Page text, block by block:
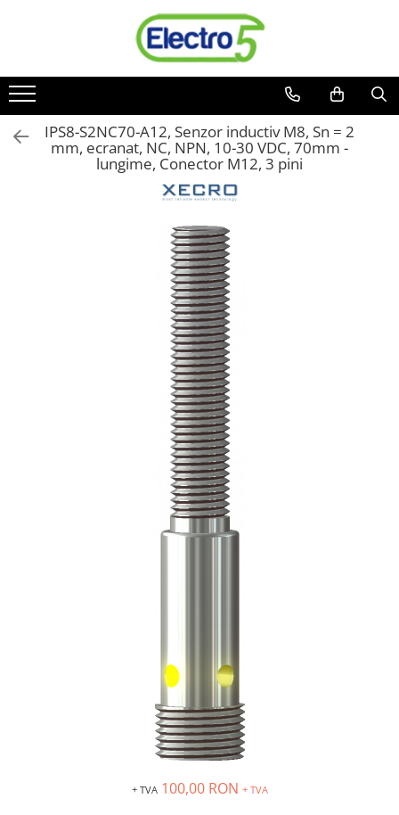
Sisteme de automatizare si control
Automate programabile
Seria DVP-Slim PLC-CPU
Seria DVP Motion-CPU
Mini-automat programabil (Relee
Terminale programabile ( HMI-uri )
Solutii industriale Ethernet
Router si switch-uri industriale
Actionari electrice si de miscare
Convertizoare de frecventa
Sisteme servo ( Servo-Drivere si
Comunicare Si Masurare
IPS8-S2NC70-A12, Senzor inductiv M8, Sn = 2
mm, ecranat, NC, NPN, 10-30 VDC, 70mm -
lungime, Conector M12, 3 pini
+ TVA 100,00 RON + TVA